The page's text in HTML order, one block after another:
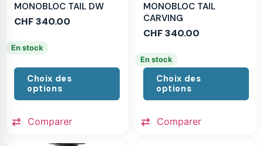
MONOBLOC TAIL DW
CHF340.00
En stock
Choix des
options
Comparer
MONOBLOC TAIL
CARVING
CHF340.00
En stock
Choix des
options
Comparer